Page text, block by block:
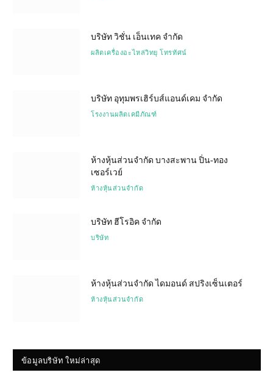
บริษัท วิชั่น เอ็นเทค จำกัด
ผลิตเครื่องอะไหล่วิทยุ โทรทัศน์
บริษัท อุทุมพรเฮิร์บส์แอนด์เคม จำกัด
โรงงานผลิตเคมีภัณฑ์
ห้างหุ้นส่วนจำกัด บางสะพาน ปิ่น-ทอง
เซอร์เวย์
ห้างหุ้นส่วนจำกัด
บริษัท ฮีโรอิค จำกัด
บริษัท
ห้างหุ้นส่วนจำกัด ไดมอนด์ สปริงเซ็นเตอร์
ห้างหุ้นส่วนจำกัด
ข้อมูลบริษัท ใหม่ล่าสุด